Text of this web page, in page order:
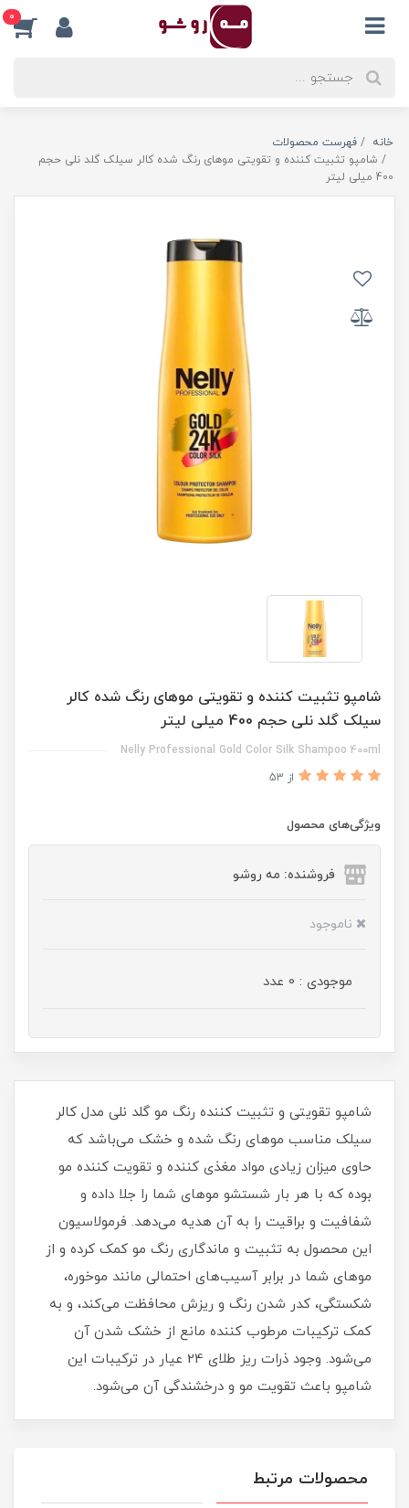
0
خانه
فهرست محصولات
شامپو تثبیت کننده و تقویتی موهای رنگ شده کالر سیلک گلد نلی حجم
400 میلی لیتر
شامپو تثبیت کننده و تقویتی موهای رنگ شده کالر
سیلک گلد نلی حجم 400 میلی لیتر
Nelly Professional Gold Color Silk Shampoo 400ml
از 53
ویژگی‌های محصول
فروشنده: مه رو‌شو
ناموجود
موجودی : 0 عدد
شامپو تقویتی و تثبیت کننده رنگ مو گلد نلی مدل کالر
سیلک مناسب موهای رنگ شده و خشک می‌باشد که
حاوی میزان زیادی مواد مغذی کننده و تقویت کننده مو
بوده که با هر بار شستشو موهای شما را جلا داده و
شفافیت و براقیت را به آن هدیه می‌دهد. فرمولاسیون
این محصول به تثبیت و ماندگاری رنگ مو کمک کرده و از
موهای شما در برابر آسیب‌های احتمالی مانند موخوره،
شکستگی، کدر شدن رنگ و ریزش محافظت می‌کند، و به
کمک ترکیبات مرطوب کننده مانع از خشک شدن آن
می‌شود. وجود ذرات ریز طلای 24 عیار در ترکیبات این
شامپو باعث تقویت مو و درخشندگی آن می‌شود.
محصولات مرتبط